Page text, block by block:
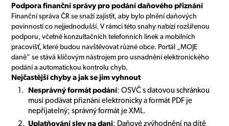
Podpora finanční správy pro podání daňového přiznání
Finanční správa ČR se snaží zajistit, aby bylo plnění daňových
povinností co nejjednodušší. V rámci této snahy nabízí rozšířenou
podporu, včetně konzultačních telefonních linek a mobilních
pracovišť, které budou navštěvovat různé obce. Portál „MOJE
daně“ se stává klíčovým nástrojem pro usnadnění elektronického
podání a automatickou kontrolu chyb.
Nejčastější chyby a jak se jim vyhnout
Nesprávný formát podání: OSVČ s datovou schránkou
musí podávat přiznání elektronicky a formát PDF je
nepřijatelný; správný formát je XML.
Uplatňování slev na dani: Daňové zvýhodnění na dítě